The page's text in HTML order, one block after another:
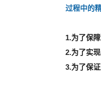
过程中的
1.为了保
2.为了实
3.为了保